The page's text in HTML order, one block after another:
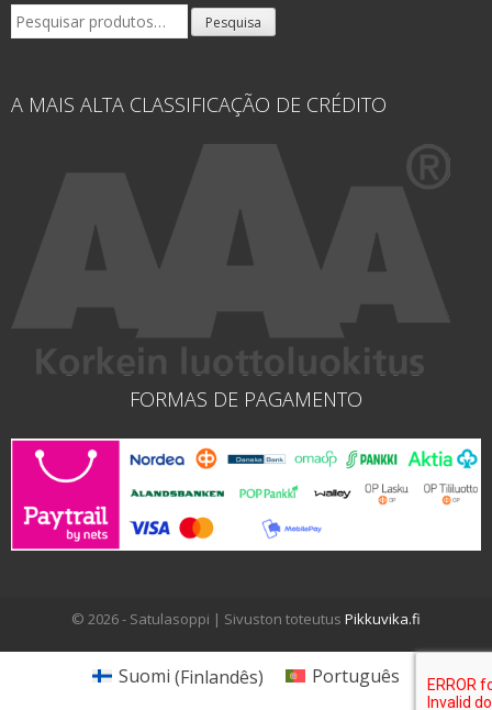
Pesquisar
por:
Pesquisa
A MAIS ALTA CLASSIFICAÇÃO DE CRÉDITO
FORMAS DE PAGAMENTO
© 2026 - Satulasoppi | Sivuston toteutus Pikkuvika.fi
Suomi (Finlandês) Português